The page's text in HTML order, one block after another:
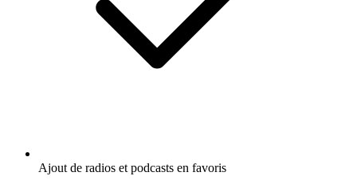
Ajout de radios et podcasts en favoris